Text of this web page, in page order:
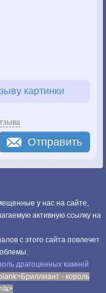
картинки
Отправить
у нас на сайте,
активную ссылку на
с этого сайта повлечет
драгоценных камней
- король
a>